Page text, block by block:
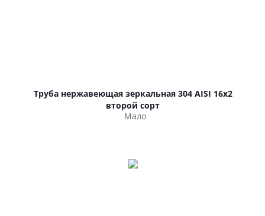
Труба нержавеющая зеркальная 304 AISI 16х2
второй сорт
Мало